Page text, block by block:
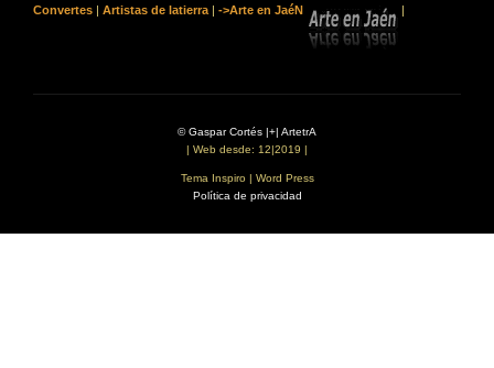
Convertes | Artistas de latierra | ->Arte en JaéN |
© Gaspar Cortés |+| ArtetrA
| Web desde: 12|2019 |
Tema Inspiro | Word Press
Política de privacidad